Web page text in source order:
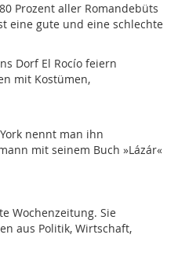
Prozent aller Romandebüts
eine gute und eine schlechte
Dorf El Rocío feiern
mit Kostümen,
nennt man ihn
mit seinem Buch »Lázár«
Wochenzeitung. Sie
aus Politik, Wirtschaft,